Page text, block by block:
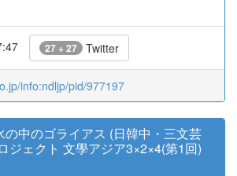
27 + 27 Twitter
info:ndljp/pid/977197
の中のゴライアス (日韓中・三文芸
ジェクト 文學アジア3×2×4(第1回)